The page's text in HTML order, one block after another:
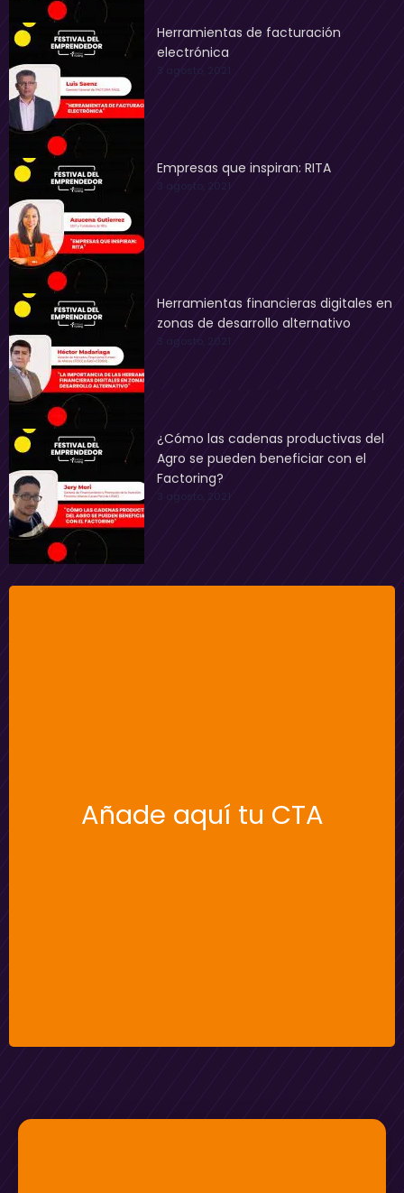
Herramientas de facturación
electrónica
Empresas que inspiran: RITA
Herramientas financieras digitales en
zonas de desarrollo alternativo
¿Cómo las cadenas productivas del
Agro se pueden beneficiar con el
Factoring?
Añade aquí tu CTA